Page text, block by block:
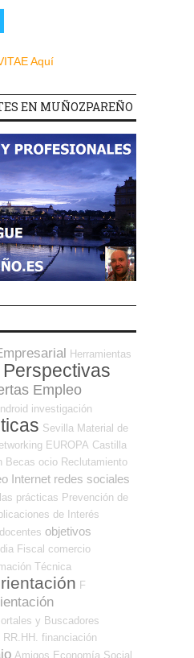
Aquí
EN MUÑOZPAREÑO
Herramientas
Perspectivas
Empleo
investigación
Sevilla Material de
EUROPA Castilla
Becas ocio Reclutamiento
Internet redes sociales
prácticas Prevención de
de Interés
docentes objetivos
Fiscal comercio
Técnica
F
y Buscadores
financiación
Amigos Economía Social